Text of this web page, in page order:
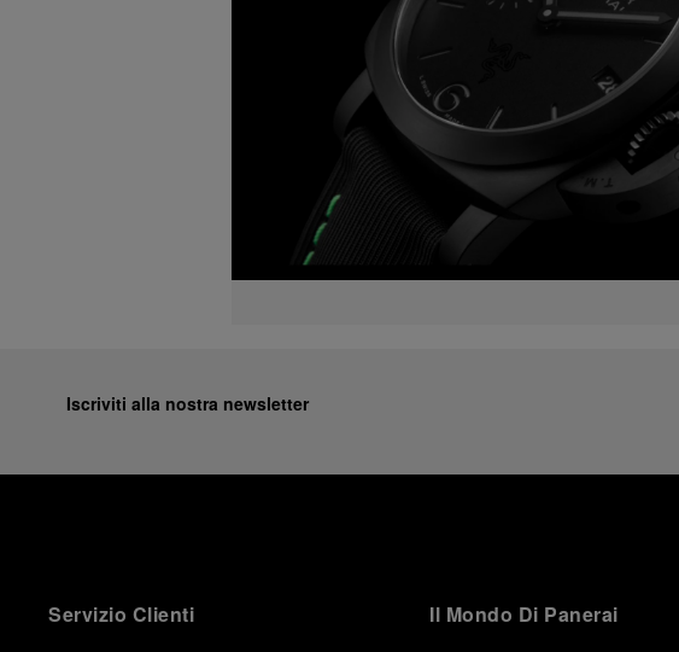
Iscriviti alla nostra newsletter
Servizio Clienti Il Mondo Di Panerai